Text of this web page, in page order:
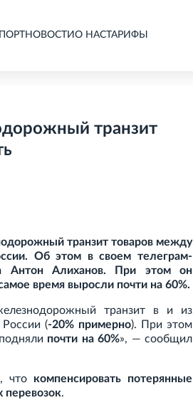
НОВОСТИ О НАСТАРИФЫ
транзит
транзит товаров между
Об этом в своем телеграм-
Антон Алиханов. При этом он
время выросли почти на 60%.
транзит в и из
(-20% примерно). При этом
почти на 60%», — сообщил
что компенсировать потерянные
.